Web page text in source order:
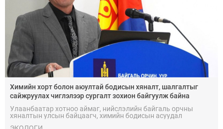
Химийн хорт болон аюултай бодисын хяналт, шалгалтыг
сайжруулах чиглэлээр сургалт зохион байгуулж байна
Улаанбаатар хотноо аймаг, нийслэлийн байгаль орчны
хяналтын улсын байцаагч, химийн бодисын асуудал